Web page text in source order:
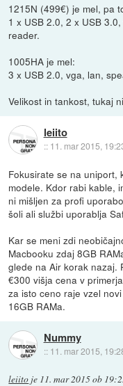
1215N (499€) je mel, pa
1 x USB 2.0, 2 x USB
reader.
1005HA je mel:
3 x USB 2.0, vga, lan,
Velikost in tankost, tukaj
leiito
:: 11. mar 2015,
Fokusirate se na uniport,
modele. Kdor rabi kable,
ni mišljen za profi
šoli ali službi uporablja
Kar se meni zdi
Macbooku zdaj 8GB
glede na Air korak nazaj.
€300 višja cena v
za isto ceno raje vzel
16GB RAMa.
Nummy
:: 11. mar 2015,
leiito je 11. mar 2015 ob